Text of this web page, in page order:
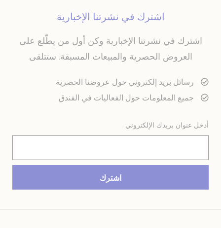
اشترك في نشرتنا الإخبارية
اشترك في نشرتنا الإخبارية وكن أول من يطّلع على
العروض الحصرية والمبيعات المسبقة. ستتلقى
رسائل بريد إلكتروني حول عروضنا الحصرية
جميع المعلومات حول الفعاليات في الفندق
أدخل عنوان بريدك الإلكتروني